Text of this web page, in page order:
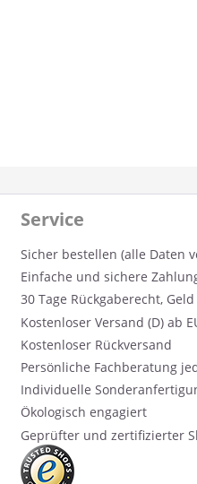
Service
Sicher bestellen (alle Daten
Einfache und sichere
30 Tage Rückgaberecht,
Kostenloser Versand (D) ab
Kostenloser Rückversand
Persönliche Fachberatung
Individuelle
Ökologisch engagiert
Geprüfter und zertifizierter